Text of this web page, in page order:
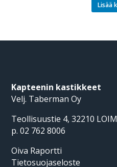
Lisää
Kapteenin kastikkeet
Velj. Taberman Oy
Teollisuustie 4, 32210
p. 02 762 8006
Oiva Raportti
Tietosuojaseloste